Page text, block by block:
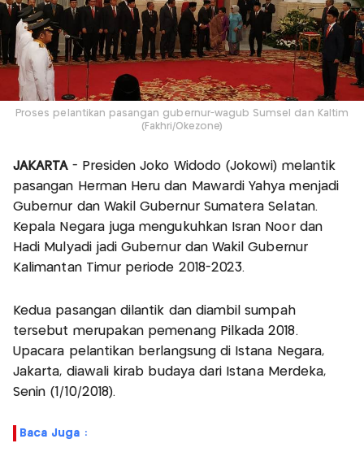
Proses pelantikan pasangan gubernur-wagub Sumsel dan Kaltim
(Fakhri/Okezone)
JAKARTA- Presiden Joko Widodo (Jokowi) melantik
pasangan Herman Heru dan Mawardi Yahya menjadi
Gubernur dan Wakil Gubernur Sumatera Selatan.
Kepala Negara juga mengukuhkan Isran Noor dan
Hadi Mulyadi jadi Gubernur dan Wakil Gubernur
Kalimantan Timur periode 2018-2023.
Kedua pasangan dilantik dan diambil sumpah
tersebut merupakan pemenang Pilkada 2018.
Upacara pelantikan berlangsung di Istana Negara,
Jakarta, diawali kirab budaya dari Istana Merdeka,
Senin (1/10/2018).
Baca Juga :